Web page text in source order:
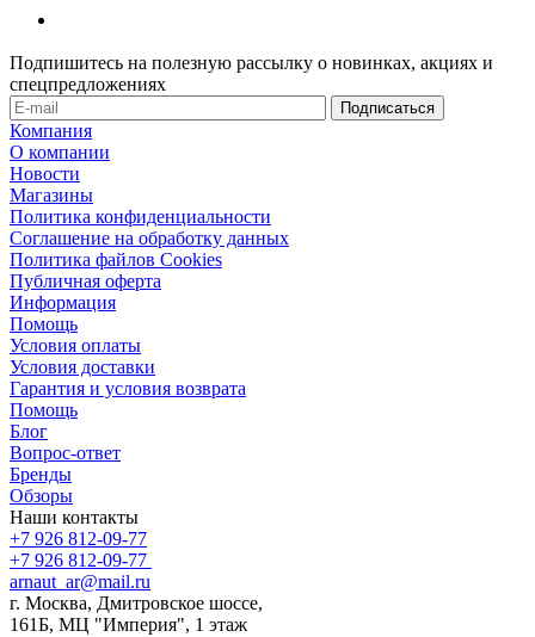
Подпишитесь на полезную рассылку о новинках, акциях и
спецпредложениях
Компания
О компании
Новости
Магазины
Политика конфиденциальности
Соглашение на обработку данных
Политика файлов Cookies
Публичная оферта
Информация
Помощь
Условия оплаты
Условия доставки
Гарантия и условия возврата
Помощь
Блог
Вопрос-ответ
Бренды
Обзоры
Наши контакты
+7 926 812-09-77
+7 926 812-09-77
arnaut_ar@mail.ru
г. Москва, Дмитровское шоссе,
161Б, МЦ "Империя", 1 этаж